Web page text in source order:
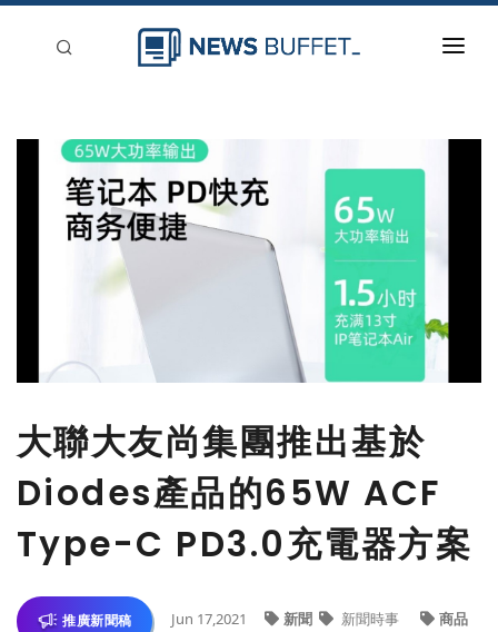
新聞稿分類
登入
刊登
大聯大友尚集團推出基於
Diodes產品的65W ACF
Type-C PD3.0充電器方案
推廣新聞稿 Jun 17,2021 新聞 新聞時事 商品